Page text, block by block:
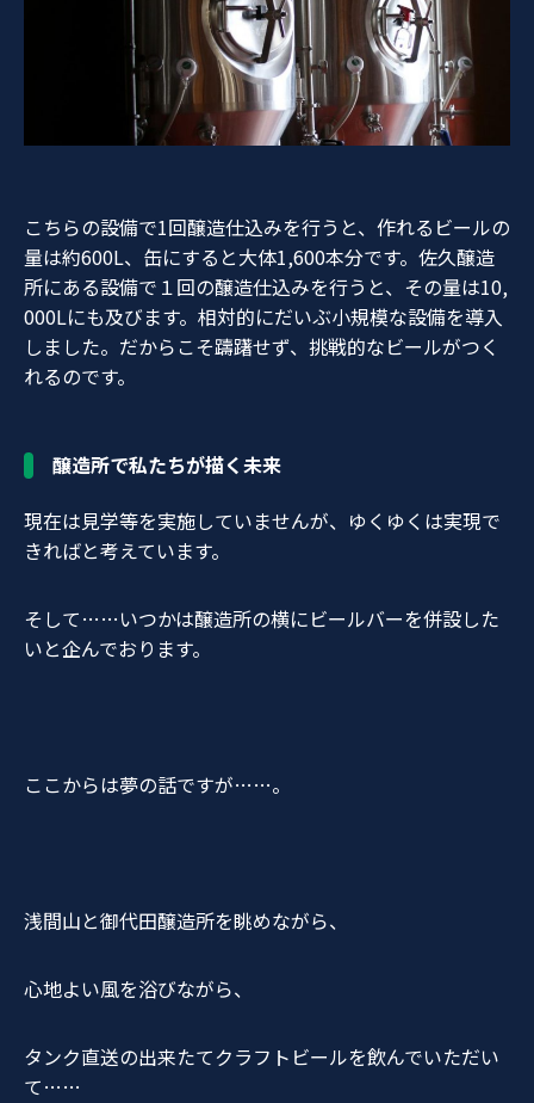
こちらの設備で1回醸造仕込みを行うと、作れるビールの
量は約600L、缶にすると大体1,600本分です。佐久醸造
所にある設備で１回の醸造仕込みを行うと、その量は10,
000Lにも及びます。相対的にだいぶ小規模な設備を導入
しました。だからこそ躊躇せず、挑戦的なビールがつく
れるのです。
醸造所で私たちが描く未来
現在は見学等を実施していませんが、ゆくゆくは実現で
きればと考えています。
そして……いつかは醸造所の横にビールバーを併設した
いと企んでおります。
ここからは夢の話ですが……。
浅間山と御代田醸造所を眺めながら、
心地よい風を浴びながら、
タンク直送の出来たてクラフトビールを飲んでいただい
て……